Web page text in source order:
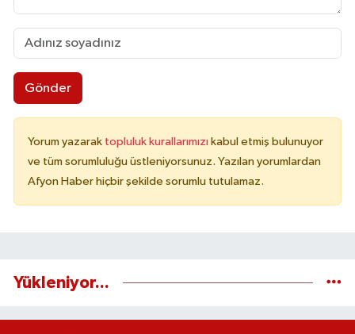
Gönder
Yorum yazarak topluluk kurallarımızı kabul etmiş bulunuyor
ve tüm sorumluluğu üstleniyorsunuz. Yazılan yorumlardan
Afyon Haber hiçbir şekilde sorumlu tutulamaz.
Yükleniyor...